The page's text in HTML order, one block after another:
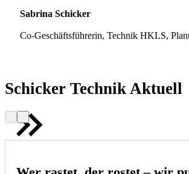
Sabrina Schicker
Co-Geschäftsführerin, Technik HKLS,
Schicker Technik Aktuell